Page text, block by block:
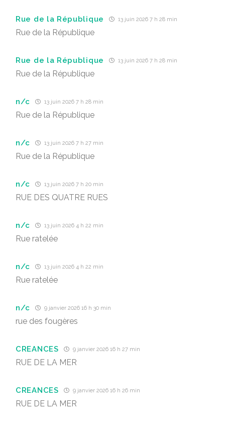
Rue de la République 13 juin 2026 7 h 28 min
Rue de la République
Rue de la République 13 juin 2026 7 h 28 min
Rue de la République
n/c 13 juin 2026 7 h 28 min
Rue de la République
n/c 13 juin 2026 7 h 27 min
Rue de la République
n/c 13 juin 2026 7 h 20 min
RUE DES QUATRE RUES
n/c 13 juin 2026 4 h 22 min
Rue ratelée
n/c 13 juin 2026 4 h 22 min
Rue ratelée
n/c 9 janvier 2026 16 h 30 min
rue des fougères
CREANCES 9 janvier 2026 16 h 27 min
RUE DE LA MER
CREANCES 9 janvier 2026 16 h 26 min
RUE DE LA MER